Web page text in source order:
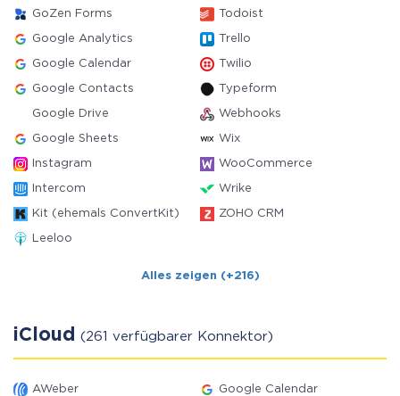
GoZen Forms Todoist
Google Analytics Trello
Google Calendar Twilio
Google Contacts Typeform
Google Drive Webhooks
Google Sheets Wix
Instagram WooCommerce
Intercom Wrike
Kit (ehemals ConvertKit) ZOHO CRM
Leeloo
Alles zeigen (+216)
iCloud (261 verfügbarer Konnektor)
AWeber Google Calendar